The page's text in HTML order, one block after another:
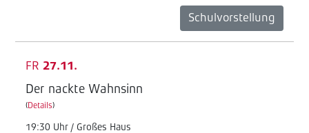
Schulvorstellung
FR 27.11.
Der nackte Wahnsinn
(Details)
19:30 Uhr / Großes Haus